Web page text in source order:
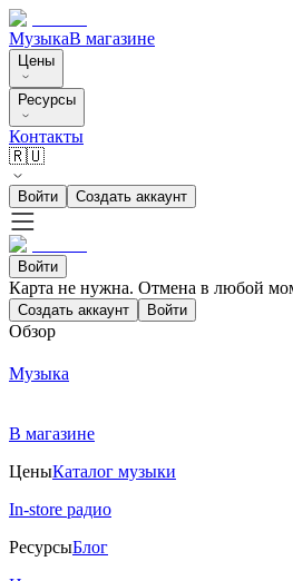
МузыкаВ магазине
Цены
Ресурсы
Контакты
🇷🇺
Войти Создать аккаунт
Войти
Карта не нужна. Отмена в любой
Создать аккаунт Войти
Обзор
Музыка
В магазине
ЦеныКаталог музыки
In-store радио
РесурсыБлог